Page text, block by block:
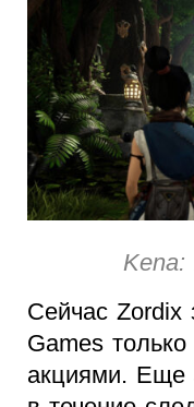
Kena:
Сейчас Zordix
Games
акциями. Еще